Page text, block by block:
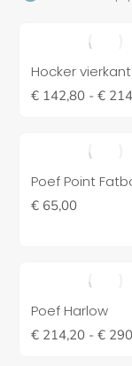
Hocker vierkant
€ 142,80 - €
Poef Point
€ 65,00
Poef Harlow
€ 214,20 - €